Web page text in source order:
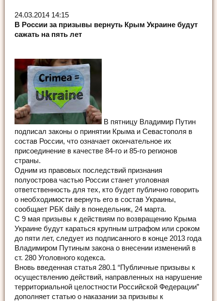
24.03.2014 14:15
В России за призывы вернуть Крым Украине будут
сажать на пять лет
В пятницу Владимир Путин
подписал законы о принятии Крыма и Севастополя в
состав России, что означает окончательное их
присоединение в качестве 84-го и 85-го регионов
страны.
Одним из правовых последствий признания
полуострова частью России станет уголовная
ответственность для тех, кто будет публично говорить
о необходимости вернуть его в состав Украины,
сообщает РБК daily в понедельник, 24 марта.
C 9 мая призывы к действиям по возвращению Крыма
Украине будут караться крупным штрафом или сроком
до пяти лет, следует из подписанного в конце 2013 года
Владимиром Путиным закона о внесении изменений в
ст. 280 Уголовного кодекса.
Вновь введенная статья 280.1 “Публичные призывы к
осуществлению действий, направленных на нарушение
территориальной целостности Российской Федерации”
дополняет статью о наказании за призывы к